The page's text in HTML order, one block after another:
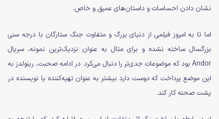
نشان دادن احساسات و داستان‌های عمیق و خاص.
اما تا به امروز فیلمی از دنیای بزرگ و متفاوت جنگ ستارگان با درجه سنی
بزرگسال ساخته نشده و برای مثال به عنوان نزدیک‌ترین نمونه، سریال
Andor بود که موضوعات جدی‌تر را دنبال می‌کرد. در ادامه صحبت، رینولدز به
این موضع پرداخت که دوست دارد بیشتر به عنوان تهیه‌کننده یا نویسنده در
پشت صحنه کار کند.